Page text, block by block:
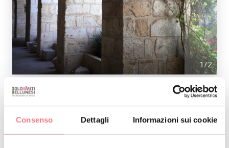
Consenso Dettagli Informazioni sui cookie
1 /2
Alexandre Poiteau Le Terrier, giardiniere di Versailles
giunto nel bellunese al seguito delle truppe